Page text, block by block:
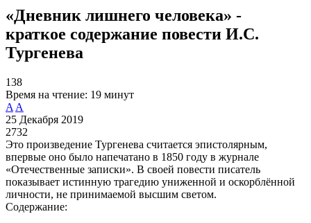
«Дневник лишнего человека» -
краткое содержание повести И.С.
Тургенева
138
Время на чтение: 19 минут
A A
25 Декабря 2019
2732
Это произведение Тургенева считается эпистолярным,
впервые оно было напечатано в 1850 году в журнале
«Отечественные записки». В своей повести писатель
показывает истинную трагедию униженной и оскорблённой
личности, не принимаемой высшим светом.
Содержание: